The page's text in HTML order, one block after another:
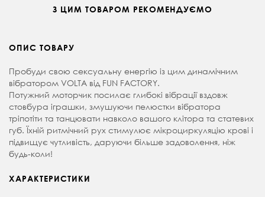
З ЦИМ ТОВАРОМ РЕКОМЕНДУЄМО
ОПИС ТОВАРУ
Пробуди свою сексуальну енергію із цим динамічним
вібратором VOLTA від FUN FACTORY.
Потужний моторчик посилає глибокі вібрації вздовж
стовбура іграшки, змушуючи пелюстки вібратора
тріпотіти та танцювати навколо вашого клітора та статевих
губ. Їхній ритмічний рух стимулює мікроциркуляцію крові і
підвищує чутливість, даруючи більше задоволення, ніж
будь-коли!
ХАРАКТЕРИСТИКИ